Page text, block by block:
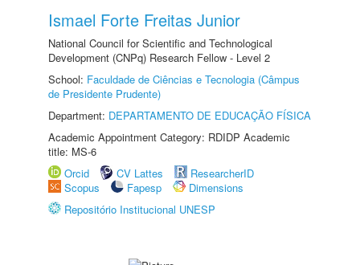
Ismael Forte Freitas Junior
National Council for Scientific and Technological
Development (CNPq) Research Fellow - Level 2
School: Faculdade de Ciências e Tecnologia (Câmpus
de Presidente Prudente)
Department: DEPARTAMENTO DE EDUCAÇÃO FÍSICA
Academic Appointment Category: RDIDP Academic
title: MS-6
Orcid
CV Lattes
ResearcherID
Scopus
Fapesp
Dimensions
Repositório Institucional UNESP